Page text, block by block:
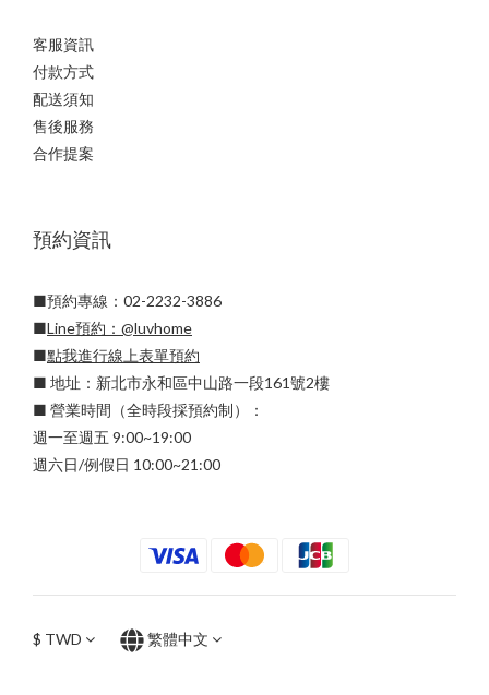
客服資訊
付款方式
配送須知
售後服務
合作提案
預約資訊
■預約專線：02-2232-3886
■Line預約： @luvhome
■點我進行線上表單預約
■ 地址：新北市永和區中山路一段161號2樓
■ 營業時間（全時段採預約制）：
週一至週五 9:00~19:00
週六日/例假日 10:00~21:00
$ TWD 繁體中文